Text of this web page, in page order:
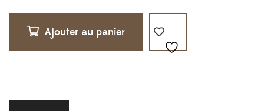
Ajouter au panier